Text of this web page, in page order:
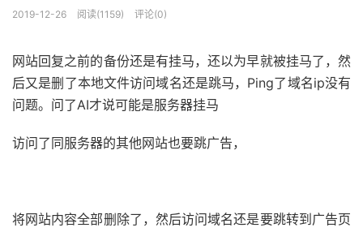
2019-12-26 阅读(1159) 评论(0)
网站回复之前的备份还是有挂马，还以为早就被挂马了，然
后又是删了本地文件访问域名还是跳马，Ping了域名ip没有
问题。问了AI才说可能是服务器挂马
访问了同服务器的其他网站也要跳广告，
将网站内容全部删除了，然后访问域名还是要跳转到广告页